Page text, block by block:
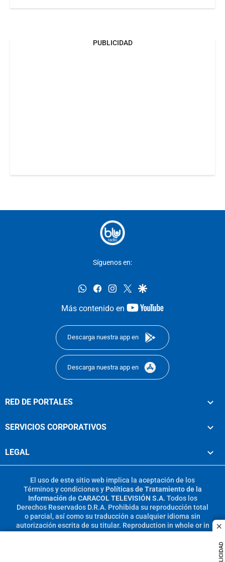
PUBLICIDAD
Síguenos en:
whatsappfacebookinstagram
twittergoogle
Más contenido en
youtube-
Descarga nuestra app en
Descarga nuestra app en
RED DE PORTALES
SERVICIOS CORPORATIVOS
LEGAL
El uso de este sitio web implica la aceptación de los
Términos y condicionesy Políticas de Tratamiento de la
Información de CARACOL TELEVISIÓN S.A. Todos los
Derechos Reservados D.R.A. Prohibida su reproducción total
o parcial, así como su traducción a cualquier idioma sin
autorización escrita de su titular. Reproduction in whole or in